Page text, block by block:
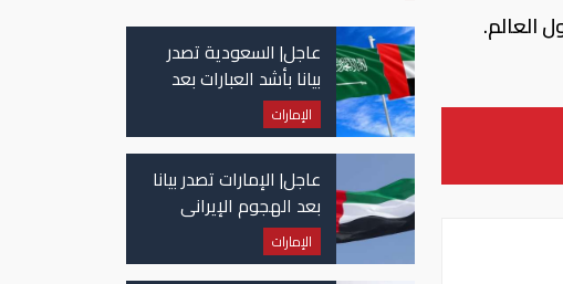
عاجل| السعودية تصدر
بيانا بأشد العبارات بعد
استهداف إيران لناقلة
إماراتية
الإمارات
عاجل| الإمارات تصدر بيانا
بعد الهجوم الإيراني
على سفينة تابعة
لـ"أدنوك"
الإمارات